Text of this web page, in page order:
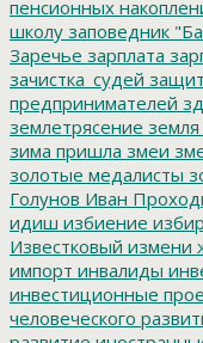
пенсионных
школу заповедник
Заречье зарплата
зачистка_судей
предпринимателей
землетрясение земля
зима пришла змеи
золотые медалисты
Голунов Иван
идиш избиение
Известковый измени
импорт инвалиды
инвестиционные
человеческого